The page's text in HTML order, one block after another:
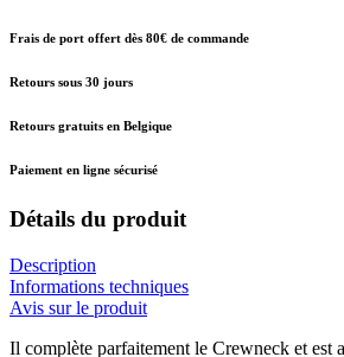
Frais de port offert dès 80€ de commande
Retours sous 30 jours
Retours gratuits en Belgique
Paiement en ligne sécurisé
Détails du produit
Description
Informations techniques
Avis sur le produit
Il complète parfaitement le Crewneck et est